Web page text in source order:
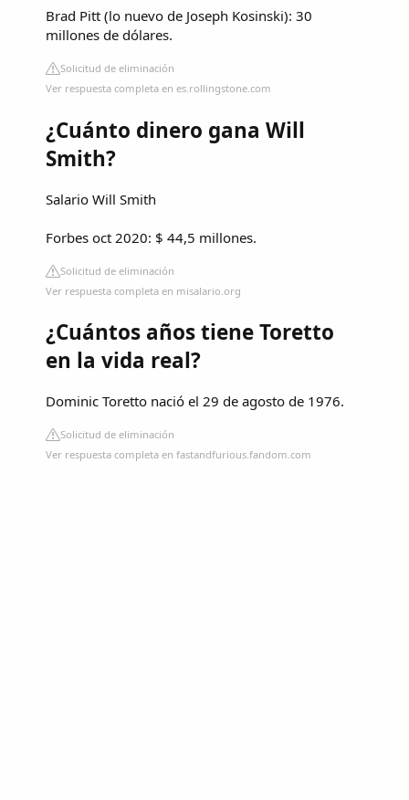
Brad Pitt (lo nuevo de Joseph Kosinski): 30
millones de dólares.
Solicitud de eliminación
Ver respuesta completa en es.rollingstone.com
¿Cuánto dinero gana Will
Smith?
Salario Will Smith
Forbes oct 2020: $ 44,5 millones.
Solicitud de eliminación
Ver respuesta completa en misalario.org
¿Cuántos años tiene Toretto
en la vida real?
Dominic Toretto nació el 29 de agosto de 1976.
Solicitud de eliminación
Ver respuesta completa en fastandfurious.fandom.com